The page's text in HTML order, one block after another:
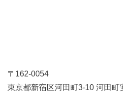
〒162-0054
東京都新宿区河田町3-10 河田町